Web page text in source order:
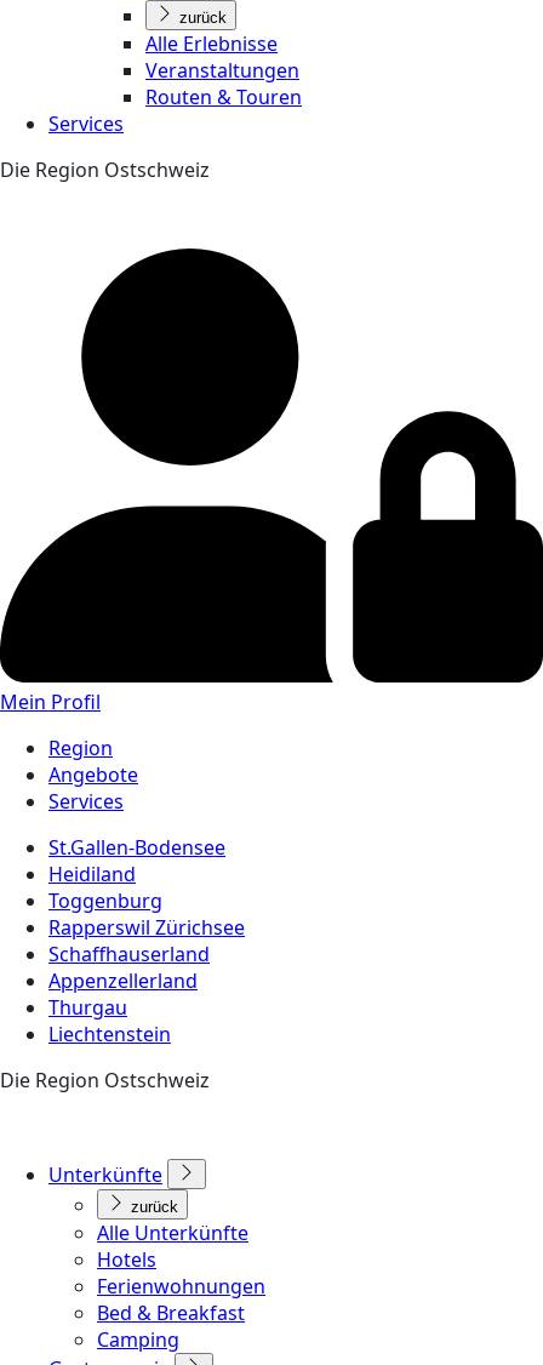
zurück
Alle Erlebnisse
Veranstaltungen
Routen & Touren
Services
Die Region Ostschweiz
Mein Profil
Region
Angebote
Services
St.Gallen-Bodensee
Heidiland
Toggenburg
Rapperswil Zürichsee
Schaffhauserland
Appenzellerland
Thurgau
Liechtenstein
Die Region Ostschweiz
Unterkünfte
zurück
Alle Unterkünfte
Hotels
Ferienwohnungen
Bed & Breakfast
Camping